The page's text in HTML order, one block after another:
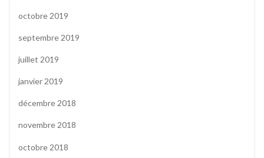
octobre 2019
septembre 2019
juillet 2019
janvier 2019
décembre 2018
novembre 2018
octobre 2018